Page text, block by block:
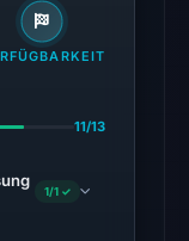
11/13
1/1 ✓